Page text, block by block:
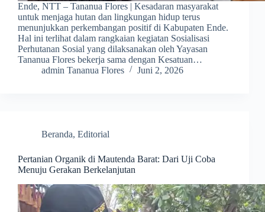
Ende, NTT – Tananua Flores | Kesadaran masyarakat
untuk menjaga hutan dan lingkungan hidup terus
menunjukkan perkembangan positif di Kabupaten Ende.
Hal ini terlihat dalam rangkaian kegiatan Sosialisasi
Perhutanan Sosial yang dilaksanakan oleh Yayasan
Tananua Flores bekerja sama dengan Kesatuan…
admin Tananua Flores
Juni 2, 2026
Beranda, Editorial
Pertanian Organik di Mautenda Barat: Dari Uji Coba
Menuju Gerakan Berkelanjutan